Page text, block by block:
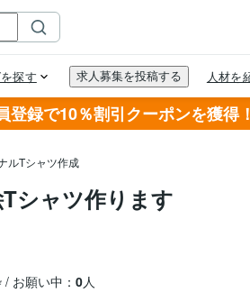
登録で10％割引クーポンを獲得！
ルTシャツ作成
シャツ作ります
/ お願い中： 0人